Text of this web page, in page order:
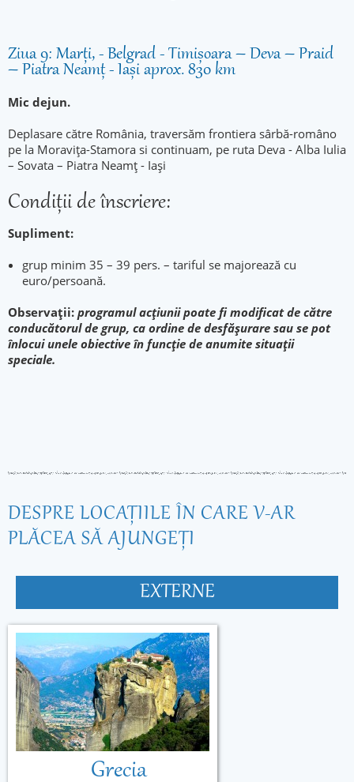
Ziua 9: Marți, - Belgrad - Timișoara – Deva – Praid
– Piatra Neamț - Iași aprox. 830 km
Mic dejun.
Deplasare către România, traversăm frontiera sârbă-româno
pe la Moravița-Stamora si continuam, pe ruta Deva - Alba Iulia
– Sovata – Piatra Neamț - Iași
Condiţii de înscriere:
Supliment:
grup minim 35 – 39 pers. – tariful se majorează cu
euro/persoană.
Observații: programul acțiunii poate fi modificat de către
conducătorul de grup, ca ordine de desfășurare sau se pot
înlocui unele obiective în funcție de anumite situații
speciale.
DESPRE LOCAŢIILE ÎN CARE V-AR
PLĂCEA SĂ AJUNGEŢI
EXTERNE
Grecia